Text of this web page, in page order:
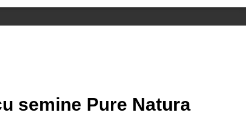
semine Pure Natura